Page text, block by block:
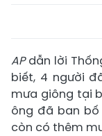
APdẫn lời
biết, 4 người
mưa giông tại
ông đã ban
còn có thêm